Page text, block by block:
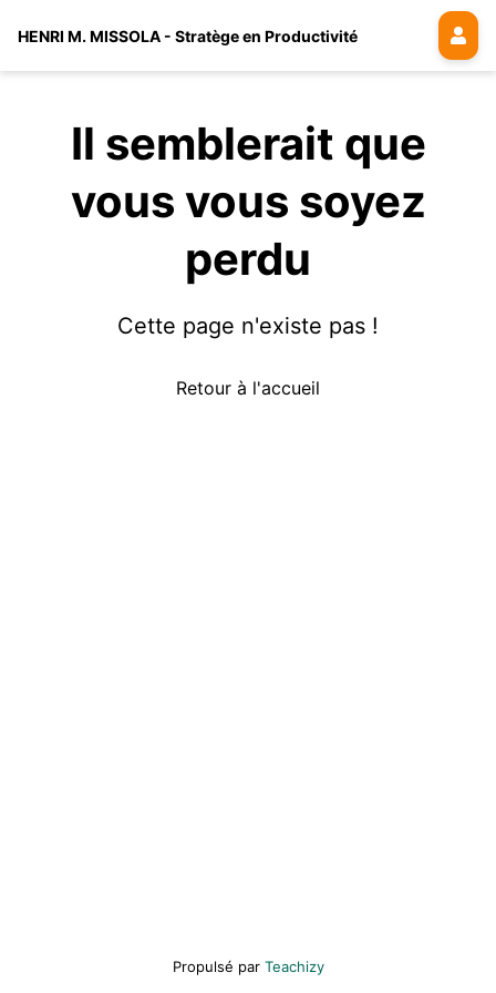
HENRI M. MISSOLA - Stratège en Productivité
Il semblerait que
vous vous soyez
perdu
Cette page n'existe pas !
Retour à l'accueil
Propulsé par Teachizy